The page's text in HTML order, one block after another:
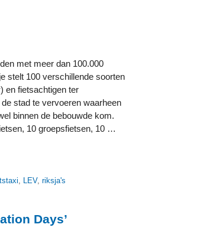
met meer dan 100.000
stelt 100 verschillende soorten
en fietsachtigen ter
stad te vervoeren waarheen
binnen de bebouwde kom.
10 groepsfietsen, 10 …
LEV,riksja's
Days’